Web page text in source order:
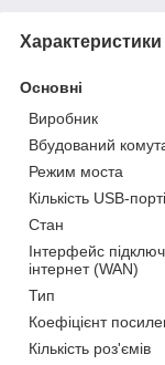
Характеристики
Основні
Виробник
Вбудований
Режим моста
Кількість USB-
Стан
Інтерфейс
інтернет (WAN)
Тип
Коефіцієнт
Кількість роз'ємів